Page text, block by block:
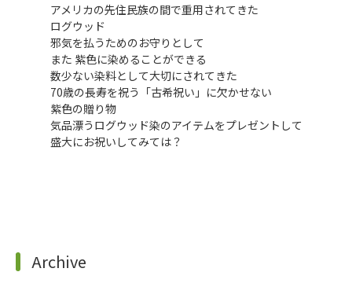
アメリカの先住民族の間で重用されてきた
ログウッド
邪気を払うためのお守りとして
また 紫色に染めることができる
数少ない染料として大切にされてきた
70歳の長寿を祝う「古希祝い」に欠かせない
紫色の贈り物
気品漂うログウッド染のアイテムをプレゼントして
盛大にお祝いしてみては？
Archive